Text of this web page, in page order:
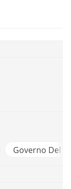
Governo Del